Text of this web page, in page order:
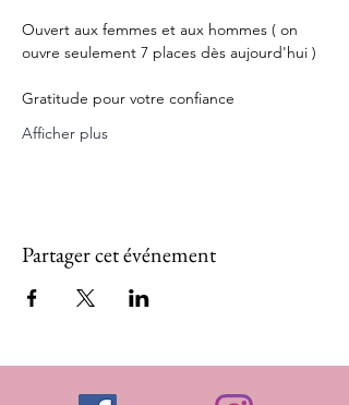
Ouvert aux femmes et aux hommes ( on
ouvre seulement 7 places dès aujourd'hui )
Gratitude pour votre confiance
Afficher plus
Partager cet événement